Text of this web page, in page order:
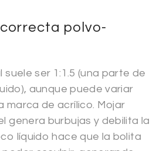
polvo-
ser 1:1.5 (una parte de
aunque puede variar
marca de acrílico. Mojar
genera burbujas y debilita la
líquido hace que la bolita